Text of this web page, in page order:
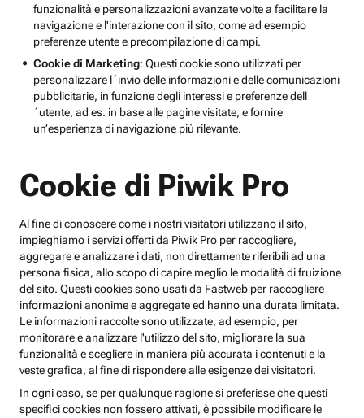
funzionalità e personalizzazioni avanzate volte a facilitare la
navigazione e l'interazione con il sito, come ad esempio
preferenze utente e precompilazione di campi.
Cookie di Marketing: Questi cookie sono utilizzati per
personalizzare l´invio delle informazioni e delle comunicazioni
pubblicitarie, in funzione degli interessi e preferenze dell
´utente, ad es. in base alle pagine visitate, e fornire
un’esperienza di navigazione più rilevante.
Cookie di Piwik Pro
Al fine di conoscere come i nostri visitatori utilizzano il sito,
impieghiamo i servizi offerti da Piwik Pro per raccogliere,
aggregare e analizzare i dati, non direttamente riferibili ad una
persona fisica, allo scopo di capire meglio le modalità di fruizione
del sito. Questi cookies sono usati da Fastweb per raccogliere
informazioni anonime e aggregate ed hanno una durata limitata.
Le informazioni raccolte sono utilizzate, ad esempio, per
monitorare e analizzare l'utilizzo del sito, migliorare la sua
funzionalità e scegliere in maniera più accurata i contenuti e la
veste grafica, al fine di rispondere alle esigenze dei visitatori.
In ogni caso, se per qualunque ragione si preferisse che questi
specifici cookies non fossero attivati, è possibile modificare le